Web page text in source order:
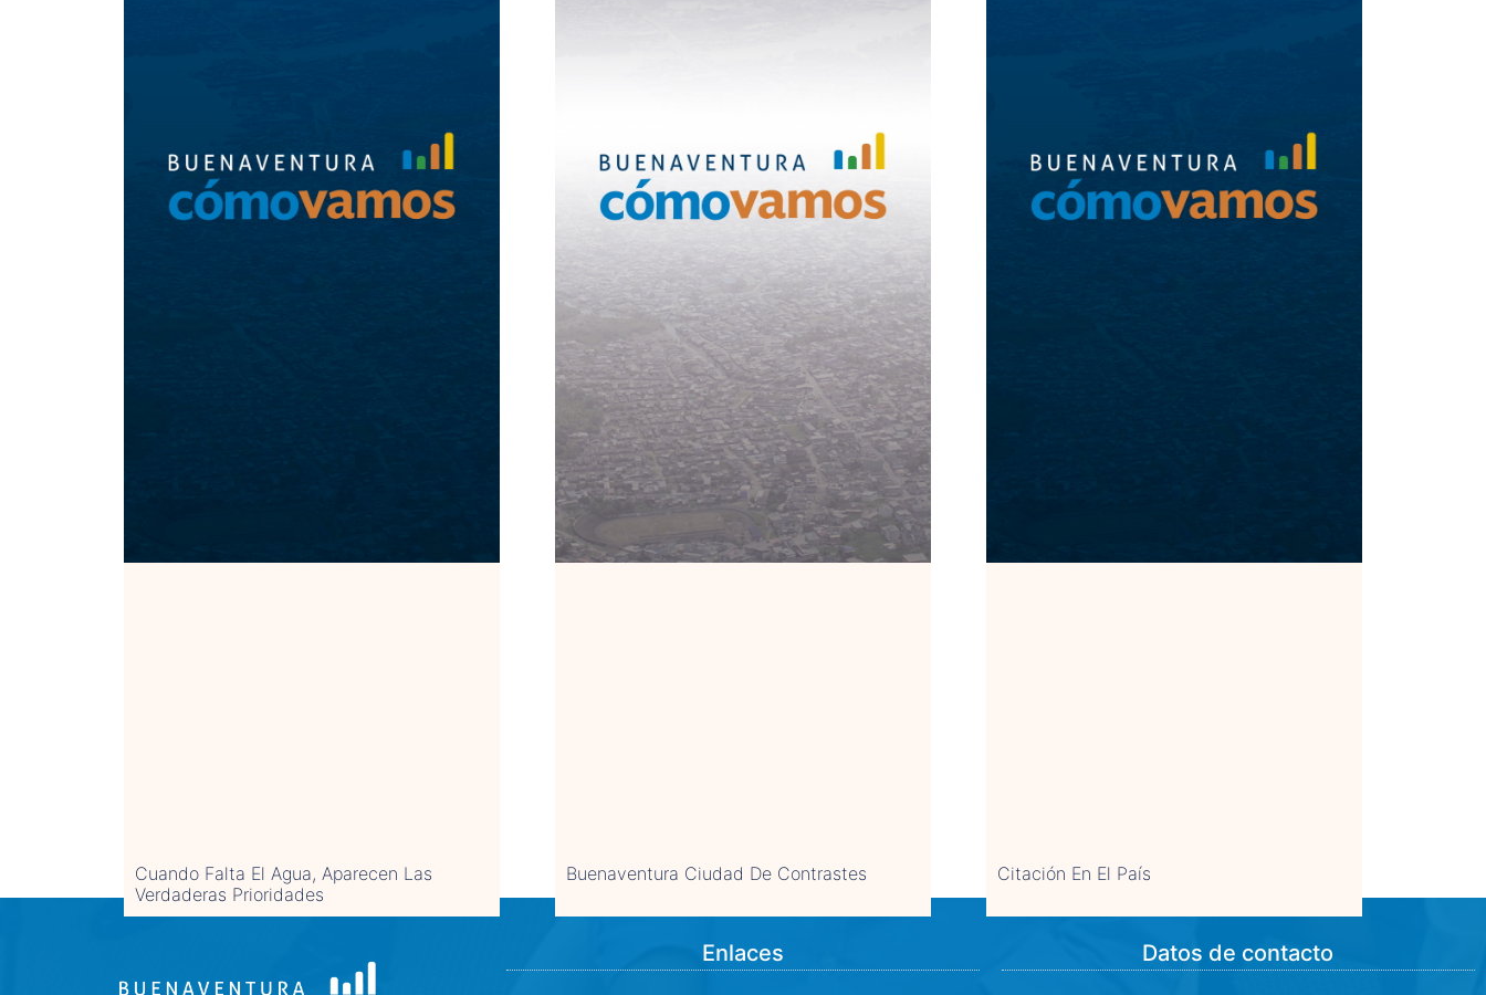
Cuando Falta El Agua, Aparecen Las
Verdaderas Prioridades
Buenaventura Ciudad De Contrastes Citación En El País
Enlaces Datos de contacto